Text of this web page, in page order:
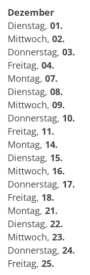
Dezember
Dienstag, 01.
Mittwoch, 02.
Donnerstag, 03.
Freitag, 04.
Montag, 07.
Dienstag, 08.
Mittwoch, 09.
Donnerstag, 10.
Freitag, 11.
Montag, 14.
Dienstag, 15.
Mittwoch, 16.
Donnerstag, 17.
Freitag, 18.
Montag, 21.
Dienstag, 22.
Mittwoch, 23.
Donnerstag, 24.
Freitag, 25.